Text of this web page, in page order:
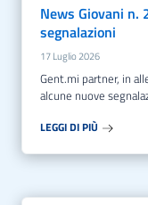
News Giovani n.
segnalazioni
17 Luglio 2026
gent.mi partner, in allegato la news giovani n. 2 – luglio 2026 e
alcune nuove
LEGGI DI PIÙ